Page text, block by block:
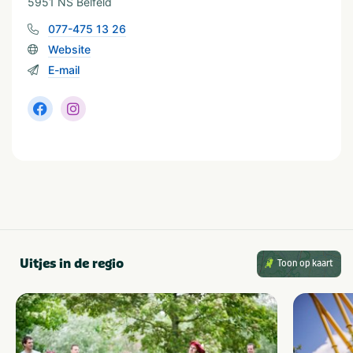
Fietsroutes
Limburg
077-475 13 26
Website
E-mail
Uitjes in de regio Toon op kaart